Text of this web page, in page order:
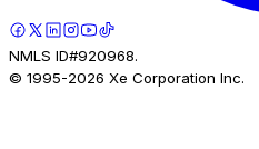
NMLS ID#920968.
© 1995-2026 Xe Corporation Inc.